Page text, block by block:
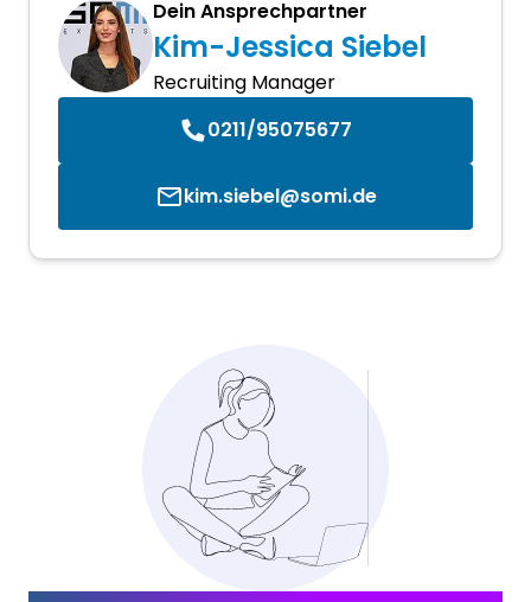
Dein Ansprechpartner
Kim-Jessica Siebel
Recruiting Manager
0211/95075677
kim.siebel@somi.de